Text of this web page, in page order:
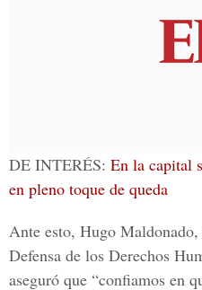
DE INTERÉS: En la capital
en pleno toque de queda
Ante esto, Hugo
Defensa de los Derechos
aseguró que “confiamos en